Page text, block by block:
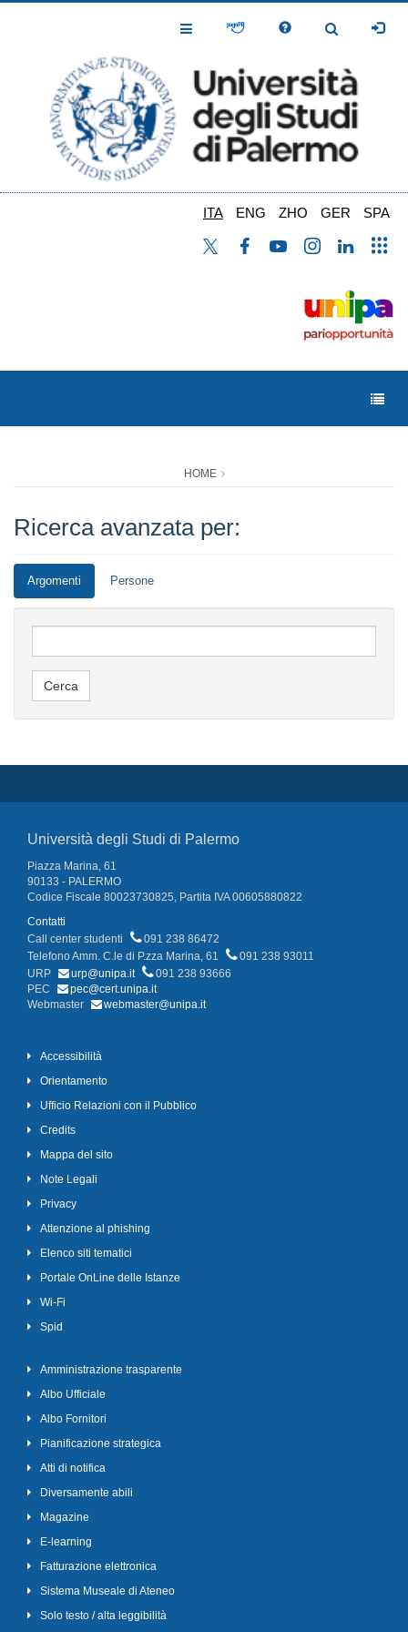
Toggle
Toggle
ITA ENG ZHO GER SPA
HOME
Ricerca avanzata per:
Argomenti Persone
Università degli Studi di Palermo
Piazza Marina, 61
90133 - PALERMO
Codice Fiscale 80023730825, Partita IVA 00605880822
Contatti
Call center studenti
091 238 86472
Telefono Amm. C.le di P.zza Marina, 61
091 238 93011
URP
urp@unipa.it
091 238 93666
PEC
pec@cert.unipa.it
Webmaster
webmaster@unipa.it
Accessibilità
Orientamento
Ufficio Relazioni con il Pubblico
Credits
Mappa del sito
Note Legali
Privacy
Attenzione al phishing
Elenco siti tematici
Portale OnLine delle Istanze
Wi-Fi
Spid
Amministrazione trasparente
Albo Ufficiale
Albo Fornitori
Pianificazione strategica
Atti di notifica
Diversamente abili
Magazine
E-learning
Fatturazione elettronica
Sistema Museale di Ateneo
Solo testo / alta leggibilità